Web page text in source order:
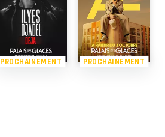
PROCHAINEMENT PROCHAINEMENT